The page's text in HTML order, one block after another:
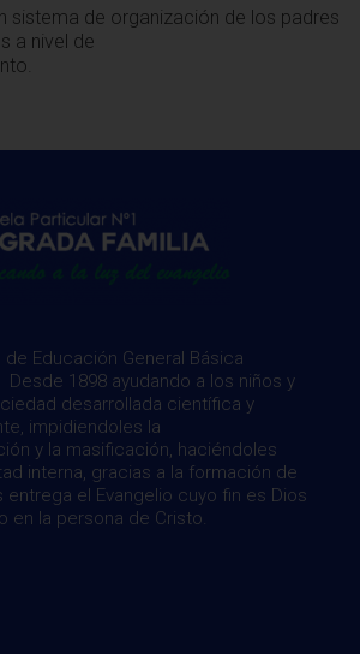
sistema de organización de los padres
a nivel de
Educación General Básica
1898 ayudando a los niños y
desarrollada científica y
impidiendoles la
y la masificación, haciéndoles
interna, gracias a la formación de
entrega el Evangelio cuyo fin es Dios
en la persona de Cristo.